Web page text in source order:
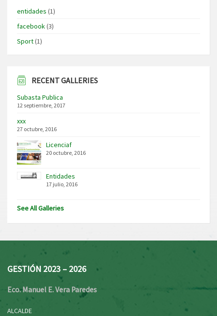
entidades (1)
facebook (3)
Sport(1)
RECENT GALLERIES
Subasta Publica
12 septiembre, 2017
xxx
27 octubre, 2016
Licenciaf
20 octubre, 2016
Entidades
17 julio, 2016
See All Galleries
GESTIÓN 2023 – 2026
Eco. Manuel E. Vera Paredes
ALCALDE